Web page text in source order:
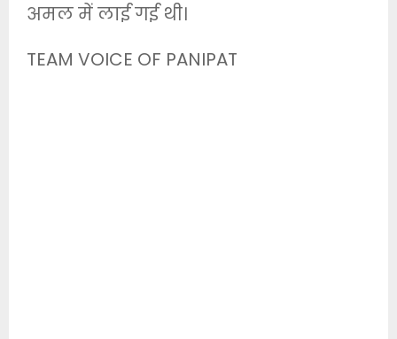
अमल में लाई गई थी।
TEAM VOICE OF PANIPAT